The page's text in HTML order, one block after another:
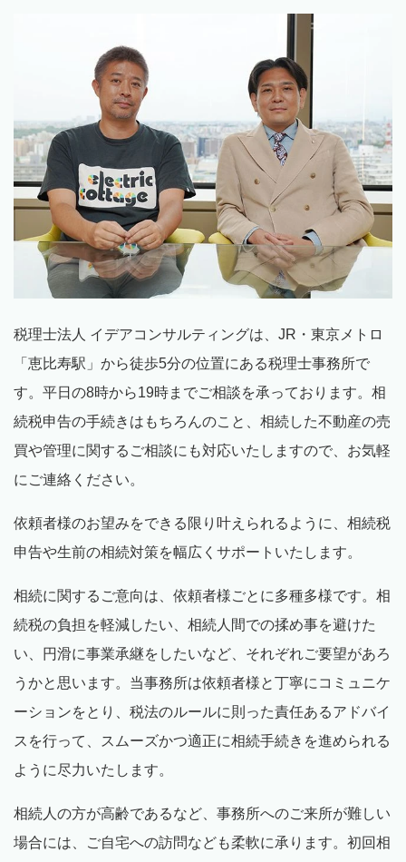
税理士法人 イデアコンサルティングは、 JR ・東京メトロ
「恵比寿駅」から徒歩5分の位置にある税理士事務所で
す。平日の8時から19時までご相談を承っております。相
続税申告の手続きはもちろんのこと、相続した不動産の売
買や管理に関するご相談にも対応いたしますので、お気軽
にご連絡ください。
依頼者様のお望みをできる限り叶えられるように、相続税
申告や生前の相続対策を幅広くサポートいたします。
相続に関するご意向は、依頼者様ごとに多種多様です。相
続税の負担を軽減したい、相続人間での揉め事を避けた
い、円滑に事業承継をしたいなど、それぞれご要望があろ
うかと思います。当事務所は依頼者様と丁寧にコミュニケ
ーションをとり、税法のルールに則った責任あるアドバイ
スを行って、スムーズかつ適正に相続手続きを進められる
ように尽力いたします。
相続人の方が高齢であるなど、事務所へのご来所が難しい
場合には、ご自宅への訪問なども柔軟に承ります。初回相